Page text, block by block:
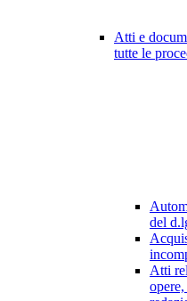
Atti e
tutte le
del
Atti